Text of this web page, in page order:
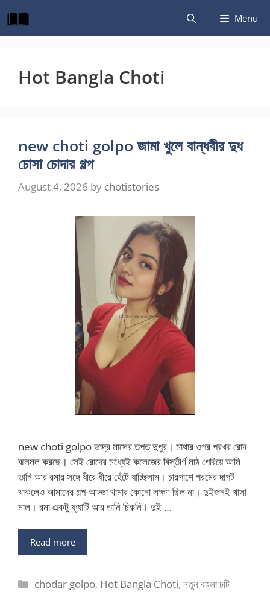
to
content
Menu
Hot Bangla Choti
new choti golpo জামা খুলে বান্ধবীর দুধ
চোসা চোদার গল্প
August 4, 2026 by chotistories
new choti golpo ভাদ্র মাসের তপ্ত দুপুর। মাথার ওপর প্রখর রোদ
ঝলমল করছে। সেই রোদের মধ্যেই কলেজের বিস্তীর্ণ মাঠ পেরিয়ে আমি
তানি আর রমার সঙ্গে ধীরে ধীরে হেঁটে যাচ্ছিলাম। চারপাশে গরমের দাপট
থাকলেও আমাদের গল্প-আড্ডা থামার কোনো লক্ষণ ছিল না। দুইজনই খাসা
মাল। রমা একটু ফ্যাটি আর তানি চিকনি। দুই …
Read more
Categories
chodar golpo, Hot Bangla Choti,নতুন বাংলা চটি